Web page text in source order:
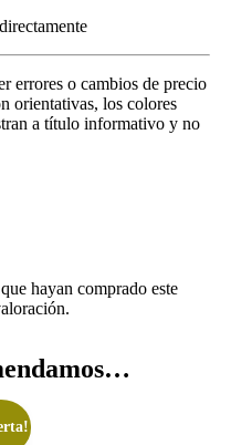
errores o cambios de precio
orientativas, los colores
a título informativo y no
hayan comprado este